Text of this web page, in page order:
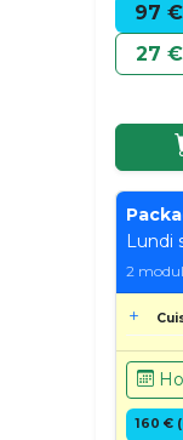
97 €
27 €
Lundi
2
160 €